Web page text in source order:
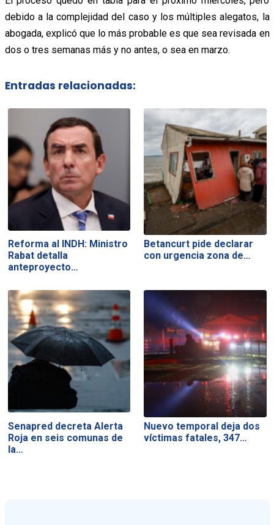
debido a la complejidad del caso y los múltiples alegatos, la
abogada, explicó que lo más probable es que sea revisada en
dos o tres semanas más y no antes, o sea en marzo.
Entradas relacionadas:
Reforma al INDH: Ministro
Rabat detalla
anteproyecto…
Betancurt pide declarar
con urgencia zona de…
Senapred decreta Alerta
Roja en seis comunas de
la…
Nuevo temporal deja dos
víctimas fatales, 347…